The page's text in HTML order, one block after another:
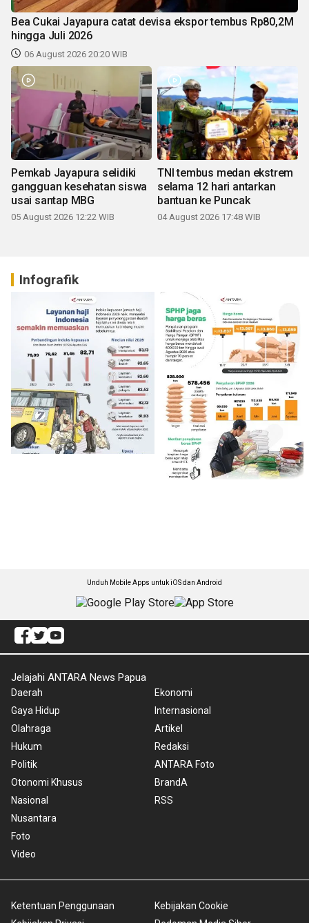
Bea Cukai Jayapura catat devisa ekspor tembus Rp80,2M
hingga Juli 2026
06 August 2026 20:20 WIB
Pemkab Jayapura selidiki
gangguan kesehatan siswa
usai santap MBG
05 August 2026 12:22 WIB
TNI tembus medan ekstrem
selama 12 hari antarkan
bantuan ke Puncak
04 August 2026 17:48 WIB
Infografik
Unduh Mobile Apps untuk iOS dan Android
Jelajahi ANTARA News Papua
Daerah
Gaya Hidup
Olahraga
Hukum
Politik
Otonomi Khusus
Nasional
Nusantara
Foto
Video
Ekonomi
Internasional
Artikel
Redaksi
ANTARA Foto
BrandA
RSS
Ketentuan Penggunaan
Kebijakan Cookie